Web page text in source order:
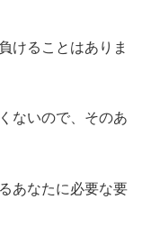
けることはありま
ないので、そのあ
あなたに必要な要